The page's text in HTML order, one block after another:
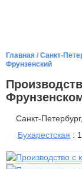
Главная / Санкт-
Фрунзенский
Санкт-
Бухарестская :